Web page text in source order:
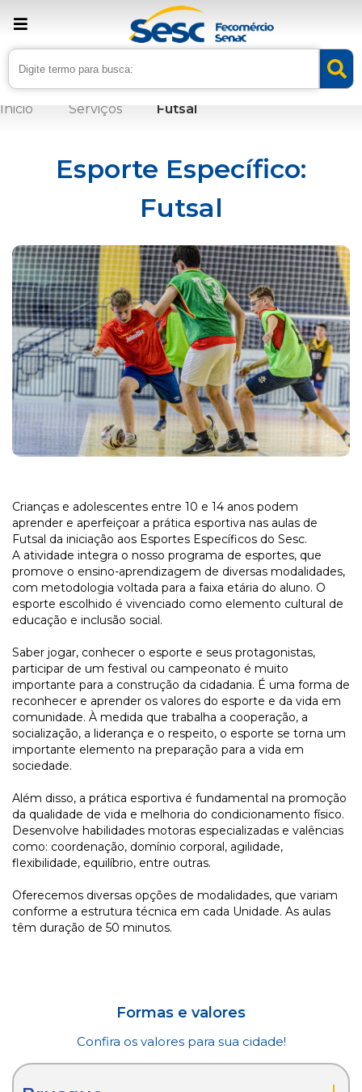
Inicio Serviços
Esporte Específico:
Futsal
Esporte Específico:
Futsal
Crianças e adolescentes entre 10 e 14 anos podem
aprender e aperfeiçoar a prática esportiva nas aulas de
Futsal da iniciação aos Esportes Específicos do Sesc.
A atividade integra o nosso programa de esportes, que
promove o ensino-aprendizagem de diversas modalidades,
com metodologia voltada para a faixa etária do aluno. O
esporte escolhido é vivenciado como elemento cultural de
educação e inclusão social.
Saber jogar, conhecer o esporte e seus protagonistas,
participar de um festival ou campeonato é muito
importante para a construção da cidadania. É uma forma de
reconhecer e aprender os valores do esporte e da vida em
comunidade. À medida que trabalha a cooperação, a
socialização, a liderança e o respeito, o esporte se torna um
importante elemento na preparação para a vida em
sociedade.
Além disso, a prática esportiva é fundamental na promoção
da qualidade de vida e melhoria do condicionamento físico.
Desenvolve habilidades motoras especializadas e valências
como: coordenação, domínio corporal, agilidade,
flexibilidade, equilíbrio, entre outras.
Oferecemos diversas opções de modalidades, que variam
conforme a estrutura técnica em cada Unidade. As aulas
têm duração de 50 minutos.
Formas e valores
Confira os valores para sua cidade!